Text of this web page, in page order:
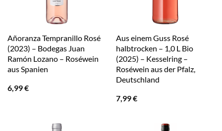
Añoranza Tempranillo Rosé
(2023) – Bodegas Juan
Ramón Lozano – Roséwein
aus Spanien
6,99€
Aus einem Guss Rosé
halbtrocken – 1,0 L Bio
(2025) – Kesselring –
Roséwein aus der Pfalz,
Deutschland
7,99€